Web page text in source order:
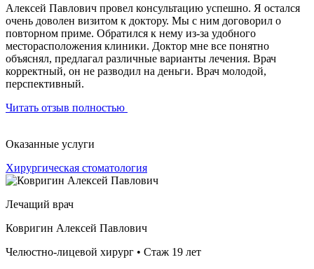
Алексей Павлович провел консультацию успешно. Я остался
очень доволен визитом к доктору. Мы с ним договорил о
повторном приме. Обратился к нему из-за удобного
месторасположения клиники. Доктор мне все понятно
объяснял, предлагал различные варианты лечения. Врач
корректный, он не разводил на деньги. Врач молодой,
перспективный.
Читать отзыв полностью
Оказанные услуги
Хирургическая стоматология
Лечащий врач
Ковригин Алексей Павлович
Челюстно-лицевой хирург • Стаж 19 лет